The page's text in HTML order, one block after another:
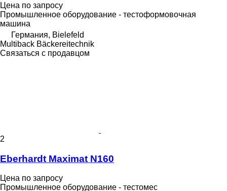
Цена по запросу
Промышленное оборудование - тестоформовочная
машина
Германия, Bielefeld
Multiback Bäckereitechnik
Связаться с продавцом
2
Eberhardt Maximat N160
Цена по запросу
Промышленное оборудование - тестомес